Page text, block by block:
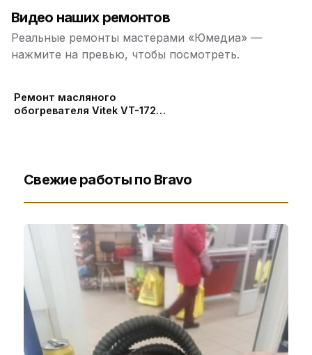
Видео наших ремонтов
Реальные ремонты мастерами «Юмедиа» —
нажмите на превью, чтобы посмотреть.
Ремонт масляного
обогревателя Vitek VT-1728 -
Свежие работы по Bravo